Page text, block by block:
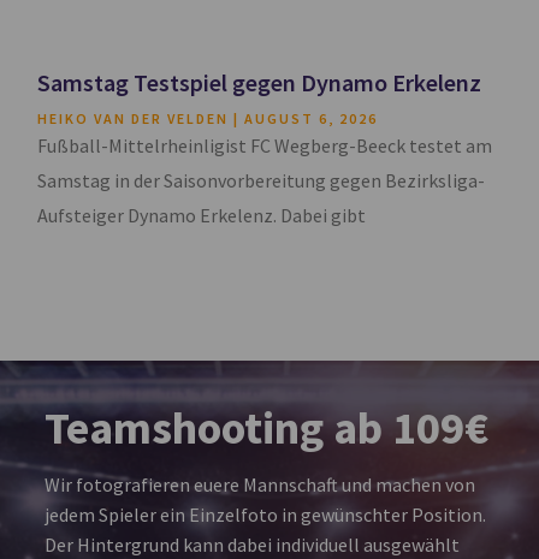
Samstag Testspiel gegen Dynamo Erkelenz
HEIKO VAN DER VELDEN AUGUST 6, 2026
Fußball-Mittelrheinligist FC Wegberg-Beeck testet am
Samstag in der Saisonvorbereitung gegen Bezirksliga-
Aufsteiger Dynamo Erkelenz. Dabei gibt
Teamshooting ab 109€
Wir fotografieren euere Mannschaft und machen von
jedem Spieler ein Einzelfoto in gewünschter Position.
Der Hintergrund kann dabei individuell ausgewählt